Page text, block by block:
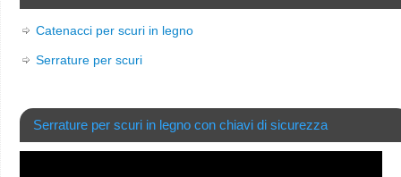
Catenacci per scuri in legno
Serrature per scuri
Serrature per scuri in legno con chiavi di sicurezza